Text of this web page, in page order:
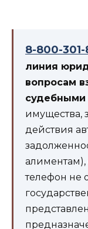
8-800-301-
линия
вопросам
судебными
имущества,
действия
телефон не